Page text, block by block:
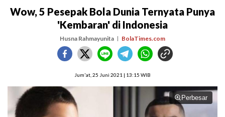
Wow, 5 Pesepak Bola Dunia Ternyata Punya
'Kembaran' di Indonesia
Husna Rahmayunita BolaTimes.com
Jum'at, 25 Juni 2021 | 13:15 WIB
Perbesar